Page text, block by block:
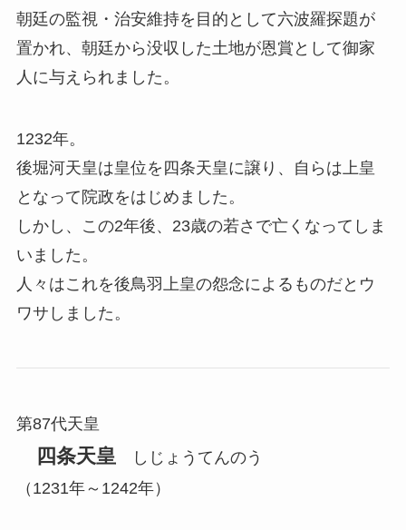
朝廷の監視・治安維持を目的として六波羅探題が
置かれ、朝廷から没収した土地が恩賞として御家
人に与えられました。
1232年。
後堀河天皇は皇位を四条天皇に譲り、自らは上皇
となって院政をはじめました。
しかし、この2年後、23歳の若さで亡くなってしま
いました。
人々はこれを後鳥羽上皇の怨念によるものだとウ
ワサしました。
第87代天皇
四条天皇しじょうてんのう
（1231年～1242年）